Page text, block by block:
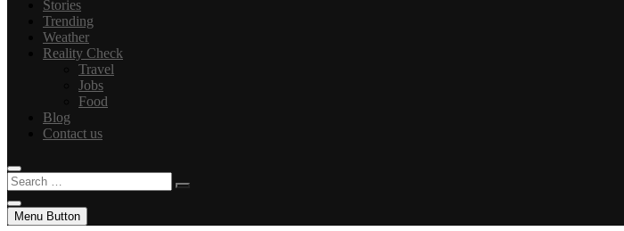
Stories
Trending
Weather
Reality Check
Travel
Jobs
Food
Blog
Contact us
Search
…
Menu Button